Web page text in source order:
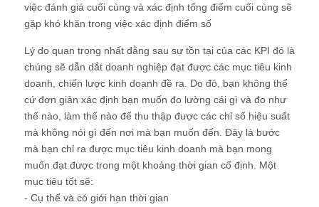
việc đánh giá cuối cùng và xác định tổng điểm cuối cùng sẽ
gặp khó khăn trong việc xác định điểm số
Lý do quan trọng nhất đằng sau sự tồn tại của các KPI đó là
chúng sẽ dẫn dắt doanh nghiệp đạt được các mục tiêu kinh
doanh, chiến lược kinh doanh đề ra. Do đó, bạn không thể
cứ đơn giản xác định bạn muốn đo lường cái gì và đo như
thế nào, làm thế nào để thu thập được các chỉ số hiệu suất
mà không nói gì đến nơi mà bạn muốn đến. Đây là bước
mà bạn chỉ ra được mục tiêu kinh doanh mà bạn mong
muốn đạt được trong một khoảng thời gian cố định. Một
mục tiêu tốt sẽ:
- Cụ thể và có giới hạn thời gian